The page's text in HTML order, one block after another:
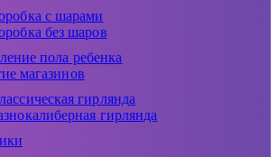
с шарами
без шаров
пола ребенка
магазинов
гирлянда
гирлянда